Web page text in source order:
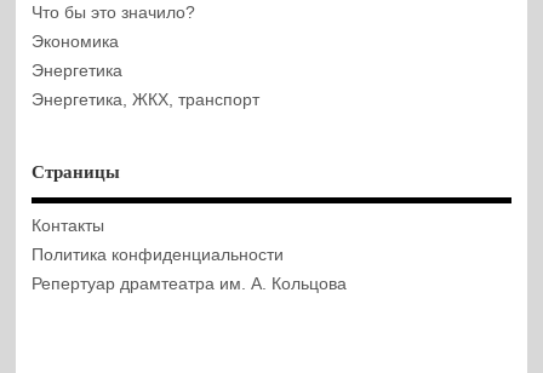
Что бы это значило?
Экономика
Энергетика
Энергетика, ЖКХ, транспорт
Страницы
Контакты
Политика конфиденциальности
Репертуар драмтеатра им. А. Кольцова